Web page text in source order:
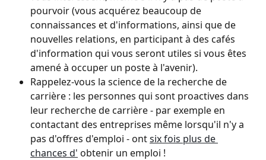
pourvoir (vous acquérez beaucoup de
connaissances et d'informations, ainsi que de
nouvelles relations, en participant à des cafés
d'information qui vous seront utiles si vous êtes
amené à occuper un poste à l'avenir).
Rappelez-vous la science de la recherche de
carrière : les personnes qui sont proactives dans
leur recherche de carrière - par exemple en
contactant des entreprises même lorsqu'il n'y a
pas d'offres d'emploi - ont six fois plus de
chances d' obtenir un emploi !